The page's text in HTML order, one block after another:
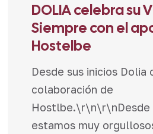
DOLIA celebra su
Siempre con el
Hostelbe
Desde sus inicios Dolia
colaboración de
Hostlbe.\r\n\r\nDesde
estamos muy